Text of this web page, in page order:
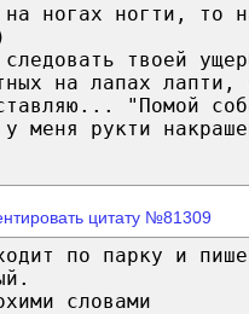
ногах ногти, то
твоей
на лапах лапти,
"Помой
меня рукти
цитату №81309
по парку и
словами